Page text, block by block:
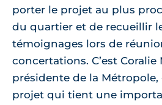
porter le projet au plus
du quartier et de recueillir
témoignages lors de
concertations. C’est
présidente de la
projet qui tient une